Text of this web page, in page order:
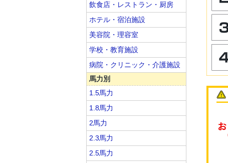
飲食店・レストラン・厨房
ホテル・宿泊施設
美容院・理容室
学校・教育施設
病院・クリニック・介護施設
馬力別
1.5馬力
1.8馬力
2馬力
2.3馬力
2.5馬力